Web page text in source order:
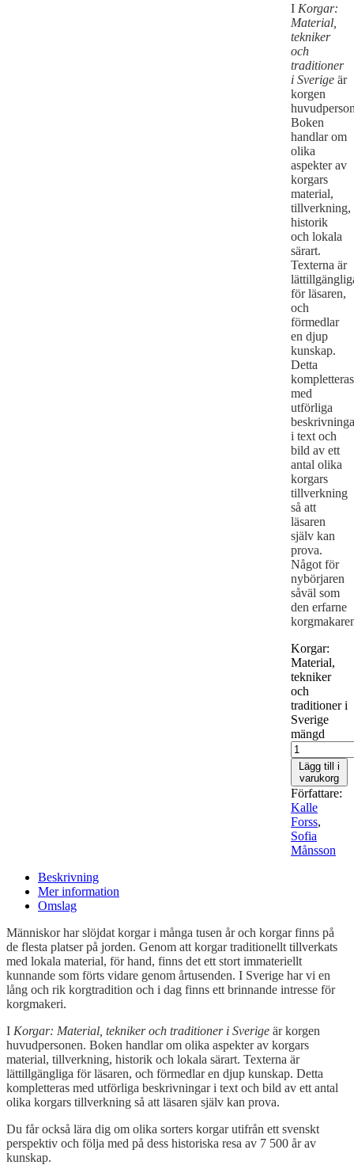
I Korgar:
Material,
tekniker
och
traditioner
i Sverige är
korgen
Boken
handlar om
olika
aspekter av
korgars
material,
tillverkning,
historik
och lokala
särart.
Texterna är
för läsaren,
och
förmedlar
en djup
kunskap.
Detta
kompletteras
med
utförliga
i text och
bild av ett
antal olika
korgars
tillverkning
så att
läsaren
själv kan
prova.
Något för
nybörjaren
såväl som
den erfarne
Korgar:
Material,
tekniker
och
traditioner i
Sverige
mängd
Lägg till i
varukorg
Författare:
Kalle
Forss,
Sofia
Månsson
Beskrivning
Mer information
Omslag
Människor har slöjdat korgar i många tusen år och korgar finns på
de flesta platser på jorden. Genom att korgar traditionellt tillverkats
med lokala material, för hand, finns det ett stort immateriellt
kunnande som förts vidare genom årtusenden. I Sverige har vi en
lång och rik korgtradition och i dag finns ett brinnande intresse för
korgmakeri.
I Korgar: Material, tekniker och traditioner i Sverige är korgen
huvudpersonen. Boken handlar om olika aspekter av korgars
material, tillverkning, historik och lokala särart. Texterna är
lättillgängliga för läsaren, och förmedlar en djup kunskap. Detta
kompletteras med utförliga beskrivningar i text och bild av ett antal
olika korgars tillverkning så att läsaren själv kan prova.
Du får också lära dig om olika sorters korgar utifrån ett svenskt
perspektiv och följa med på dess historiska resa av 7 500 år av
kunskap.